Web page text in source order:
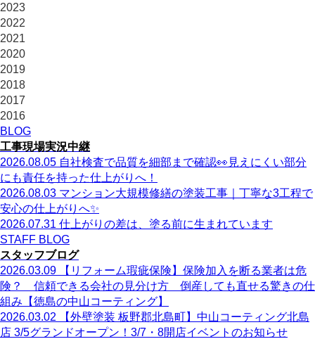
2023
2022
2021
2020
2019
2018
2017
2016
BLOG
工事現場実況中継
2026.08.05 自社検査で品質を細部まで確認👀見えにくい部分
にも責任を持った仕上がりへ！
2026.08.03 マンション大規模修繕の塗装工事｜丁寧な3工程で
安心の仕上がりへ✨
2026.07.31 仕上がりの差は、塗る前に生まれています
STAFF BLOG
スタッフブログ
2026.03.09
【リフォーム瑕疵保険】保険加入を断る業者は危
険？ 信頼できる会社の見分け方 倒産しても直せる驚きの仕
組み【徳島の中山コーティング】
2026.03.02
【外壁塗装 板野郡北島町】中山コーティング北島
店 3/5グランドオープン！3/7・8開店イベントのお知らせ